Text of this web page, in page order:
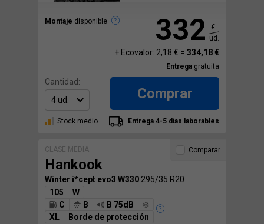
Montaje disponible 332
€
ud.
+ Ecovalor: 2,18 € = 334,18 €
Entrega gratuita
Cantidad:
Comprar
Stock medio Entrega 4-5 días laborables
CLASE MEDIA
Hankook
Winter i*cept evo3 W330 295/35 R20
105
W
C
B
B 75dB
XL
Borde de protección
Comparar